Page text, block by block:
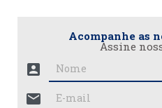
Acompanhe as
Assine
account_box
mail